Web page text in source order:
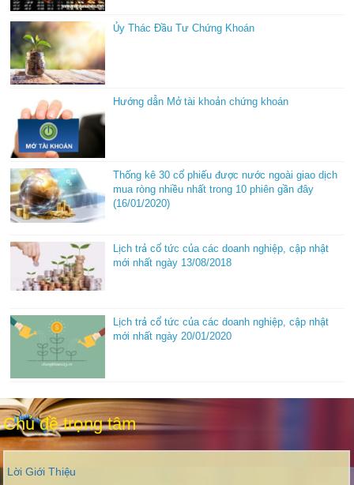
Ủy Thác Đầu Tư Chứng Khoán
Hướng dẫn Mở tài khoản chứng khoán
Thống kê 30 cổ phiếu được nước ngoài giao dịch
mua ròng nhiều nhất trong 10 phiên gần đây
(16/01/2020)
Lịch trả cổ tức của các doanh nghiệp, cập nhật
mới nhất ngày 13/08/2018
Lịch trả cổ tức của các doanh nghiệp, cập nhật
mới nhất ngày 20/01/2020
Chủ đề trọng tâm
Lời Giới Thiệu